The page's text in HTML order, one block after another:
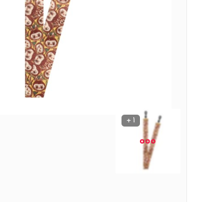
نوشیدنی ها
روشنایی و
1 +